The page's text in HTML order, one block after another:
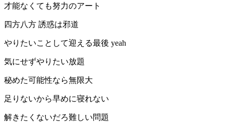
才能なくても努力のアート
四方八方 誘惑は邪道
やりたいことして迎える最後 yeah
気にせずやりたい放題
秘めた可能性なら無限大
足りないから早めに寝れない
解きたくないだろ難しい問題